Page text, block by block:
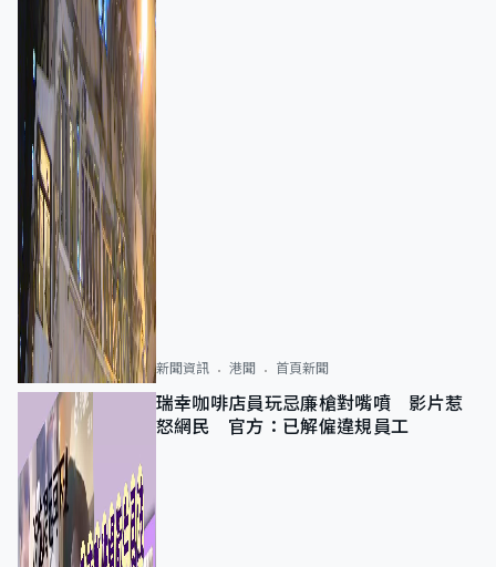
新聞資訊 港聞 首頁新聞
瑞幸咖啡店員玩忌廉槍對嘴噴 影片惹
怒網民 官方：已解僱違規員工